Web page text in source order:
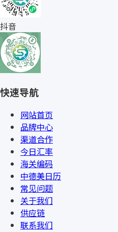
抖音
快速导航
网站首页
品牌中心
渠道合作
今日汇率
海关编码
中德美日历
常见问题
关于我们
供应链
联系我们